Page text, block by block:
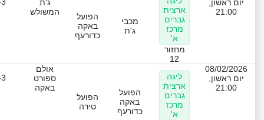
יום ראשון,
21:00
ארצית
גברים
מרכז
א'
מחזור
12
מכבי
ג'ת
הפועל
באקה
כדורעף
ג'ת
המשולש
08/02/2026
יום ראשון,
21:00
ליגה
ארצית
גברים
מרכז
א'
הפועל
באקה
כדורעף
הפועל
טירה
אולם
ספורט
באקה